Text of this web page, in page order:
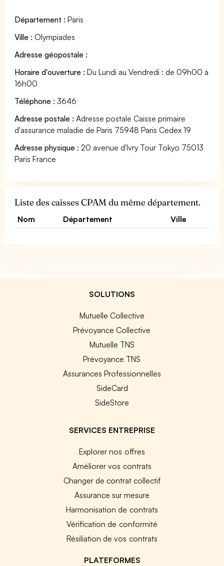
Département : Paris
Ville : Olympiades
Adresse géopostale :
Horaire d'ouverture : Du Lundi au Vendredi : de 09h00 à
16h00
Téléphone : 3646
Adresse postale : Adresse postale Caisse primaire
d'assurance maladie de Paris 75948 Paris Cedex 19
Adresse physique : 20 avenue d'Ivry Tour Tokyo 75013
Paris France
Liste des caisses CPAM du même département.
Nom Département Ville
SOLUTIONS
Mutuelle Collective
Prévoyance Collective
Mutuelle TNS
Prévoyance TNS
Assurances Professionnelles
SideCard
SideStore
SERVICES ENTREPRISE
Explorer nos offres
Améliorer vos contrats
Changer de contrat collectif
Assurance sur mesure
Harmonisation de contrats
Vérification de conformité
Résiliation de vos contrats
PLATEFORMES